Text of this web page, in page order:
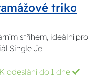
triko
střihem, ideální pro
Single Je
K odeslání do 1 dne